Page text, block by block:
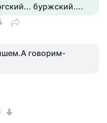
буржский....
говорим-